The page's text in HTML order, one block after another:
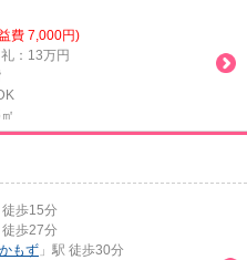
費 7,000円)
：13万円
徒歩15分
徒歩27分
もず 」駅 徒歩30分